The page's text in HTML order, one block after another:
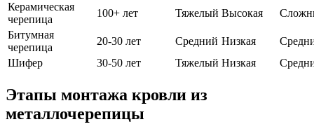
Керамическая
черепица
100+ лет Тяжелый Высокая
Битумная
черепица
20-30 лет Средний Низкая
Шифер
30-50 лет Тяжелый Низкая
Этапы монтажа кровли из
металлочерепицы